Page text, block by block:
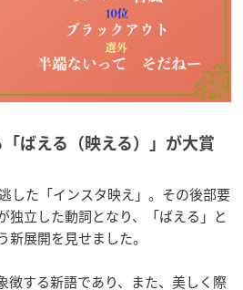
ばえる（映える）」が大賞
した「インスタ映え」。その後部要
独立した動詞となり、「ばえる」と
展開を見せました。
徴する新語であり、また、美しく際